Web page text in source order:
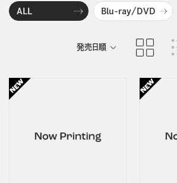
ALL Blu-ray/DVD
発売日順